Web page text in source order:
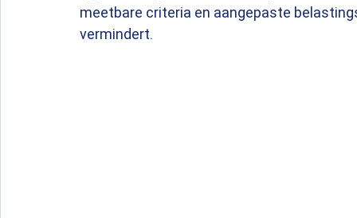
meetbare criteria en aangepaste
vermindert.